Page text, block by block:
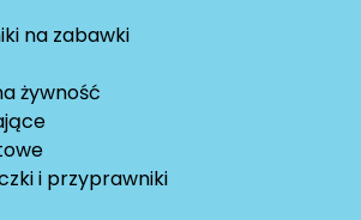
na zabawki
żywność
i przyprawniki